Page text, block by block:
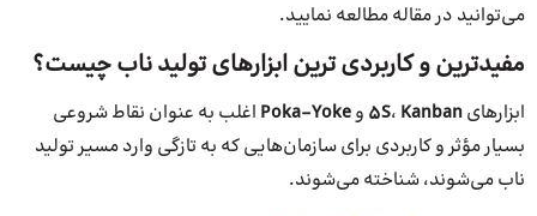
می‌توانید در مقاله مطالعه نمایید.
مفیدترین و کاربردی ترین ابزارهای تولید ناب چیست؟
ابزارهای 5S، Kanban وPoka-Yoke اغلب به عنوان نقاط شروعی
بسیار مؤثر و کاربردی برای سازمان‌هایی که به تازگی وارد مسیر تولید
ناب می‌شوند، شناخته می‌شوند.